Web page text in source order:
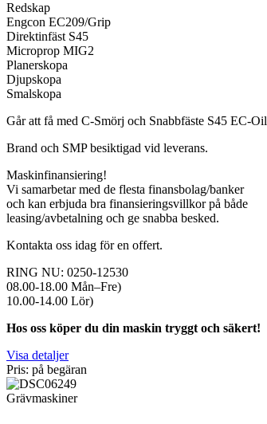
Redskap
Engcon EC209/Grip
Direktinfäst S45
Microprop MIG2
Planerskopa
Djupskopa
Smalskopa
Går att få med C-Smörj och Snabbfäste S45 EC-Oil
Brand och SMP besiktigad vid leverans.
Maskinfinansiering!
Vi samarbetar med de flesta finansbolag/banker
och kan erbjuda bra finansieringsvillkor på både
leasing/avbetalning och ge snabba besked.
Kontakta oss idag för en offert.
RING NU: 0250-12530
08.00-18.00 Mån–Fre)
10.00-14.00 Lör)
Hos oss köper du din maskin tryggt och säkert!
Visa detaljer
Pris: på begäran
Grävmaskiner